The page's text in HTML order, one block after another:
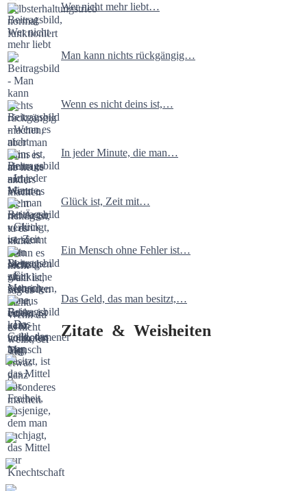
Wer nicht mehr liebt…
Man kann nichts rückgängig…
Wenn es nicht deins ist,…
In jeder Minute, die man…
Glück ist, Zeit mit…
Ein Mensch ohne Fehler ist…
Das Geld, das man besitzt,…
Zitate & Weisheiten